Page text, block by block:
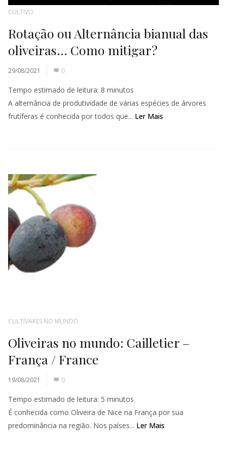
CULTIVO
Rotação ou Alternância bianual das
oliveiras… Como mitigar?
29/08/2021 0
Tempo estimado de leitura: 8 minutos
A alternância de produtividade de várias espécies de árvores
frutíferas é conhecida por todos que... Ler Mais
CULTIVARES NO MUNDO
Oliveiras no mundo: Cailletier –
França / France
19/08/2021 0
Tempo estimado de leitura: 5 minutos
É conhecida como Oliveira de Nice na França por sua
predominância na região. Nos países... Ler Mais